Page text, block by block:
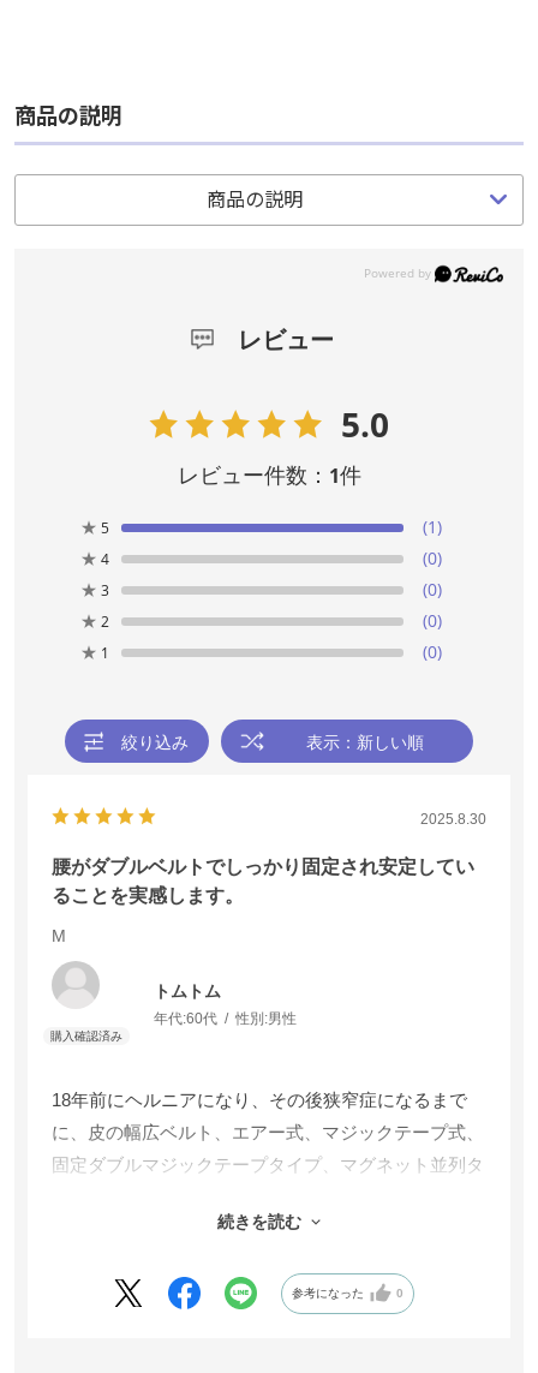
商品の説明
商品の説明
レビュー
5.0
レビュー件数： 1件
★ 5
(1)
★ 4
(0)
★ 3
(0)
★ 2
(0)
★ 1 (0)
絞り込み 表示：新しい順
2025.8.30
腰がダブルベルトでしっかり固定され安定してい
ることを実感します。
M
トムトム
年代:60代 性別:男性
18年前にヘルニアになり、その後狭窄症になるまで
に、皮の幅広ベルト、エアー式、マジックテープ式、
固定ダブルマジックテープタイプ、マグネット並列タ
ていること、マグネットの配列のこだわり、何より軽
しっかり締められるので腰が気持ちよく楽に締まり安
続きを読む
参考になった 0
商品の説明
商品の説明
レビュー
5.0
レビュー件数： 1件
★ 5
(1)
★ 4
(0)
★ 3
(0)
★ 2
(0)
★ 1 (0)
絞り込み 表示：新しい順
2025.8.30
腰がダブルベルトでしっかり固定され安定してい
ることを実感します。
M
トムトム
年代:60代 性別:男性
18年前にヘルニアになり、その後狭窄症になるまで
に、皮の幅広ベルト、エアー式、マジックテープ式、
固定ダブルマジックテープタイプ、マグネット並列タ
ていること、マグネットの配列のこだわり、何より軽
しっかり締められるので腰が気持ちよく楽に締まり安
続きを読む
参考になった 0